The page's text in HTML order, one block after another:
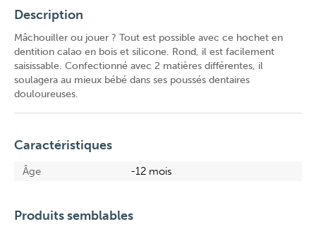
Description
Mâchouiller ou jouer ? Tout est possible avec ce hochet en
dentition calao en bois et silicone. Rond, il est facilement
saisissable. Confectionné avec 2 matières différentes, il
soulagera au mieux bébé dans ses poussés dentaires
douloureuses.
Caractéristiques
Âge -12 mois
Produits semblables